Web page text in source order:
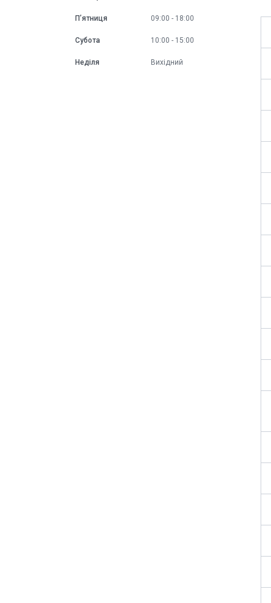
Пʼятниця 09:00 18:00
Субота 10:00 15:00
Неділя Вихідний